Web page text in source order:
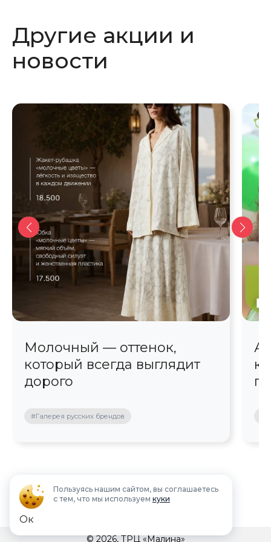
окне окне
Другие акции и
новости
Молочный — оттенок,
который всегда выглядит
дорого
#Галерея русских брендов
© 2026, ТРЦ «Малина»
Пользуясь нашим сайтом, вы соглашаетесь
с тем, что мы используем куки
Ок